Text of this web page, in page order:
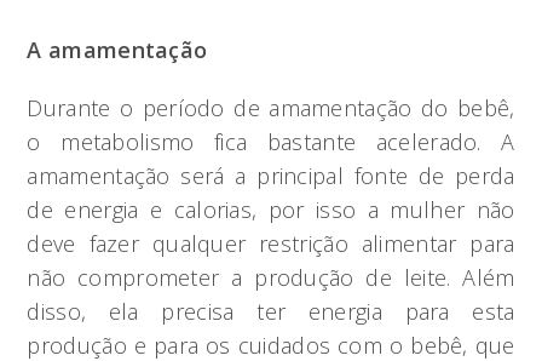
A amamentação
Durante o período de amamentação do bebê,
o metabolismo fica bastante acelerado. A
amamentação será a principal fonte de perda
de energia e calorias, por isso a mulher não
deve fazer qualquer restrição alimentar para
não comprometer a produção de leite. Além
disso, ela precisa ter energia para esta
produção e para os cuidados com o bebê, que